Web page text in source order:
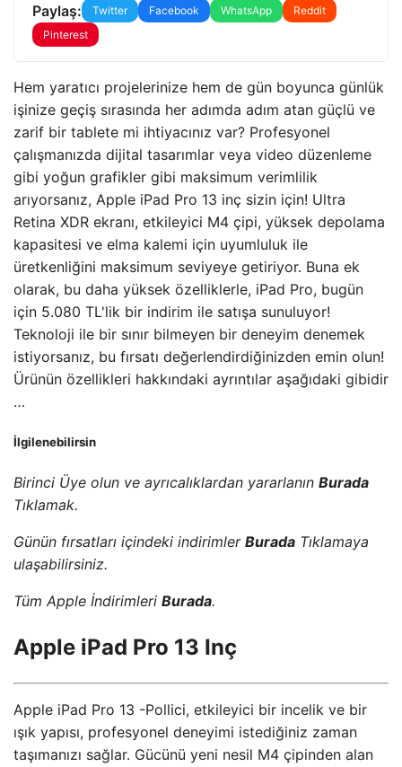
Paylaş: Twitter Facebook WhatsApp
Reddit
Pinterest
Hem yaratıcı projelerinize hem de gün boyunca günlük
işinize geçiş sırasında her adımda adım atan güçlü ve
zarif bir tablete mi ihtiyacınız var? Profesyonel
çalışmanızda dijital tasarımlar veya video düzenleme
gibi yoğun grafikler gibi maksimum verimlilik
arıyorsanız, Apple iPad Pro 13 inç sizin için! Ultra
Retina XDR ekranı, etkileyici M4 çipi, yüksek depolama
kapasitesi ve elma kalemi için uyumluluk ile
üretkenliğini maksimum seviyeye getiriyor. Buna ek
olarak, bu daha yüksek özelliklerle, iPad Pro, bugün
için 5.080 TL'lik bir indirim ile satışa sunuluyor!
Teknoloji ile bir sınır bilmeyen bir deneyim denemek
istiyorsanız, bu fırsatı değerlendirdiğinizden emin olun!
Ürünün özellikleri hakkındaki ayrıntılar aşağıdaki gibidir
…
İlgilenebilirsin
Birinci Üye olun ve ayrıcalıklardan yararlanın Burada
Tıklamak.
Günün fırsatları içindeki indirimler Burada Tıklamaya
ulaşabilirsiniz.
Tüm Apple İndirimleri Burada.
Apple iPad Pro 13 Inç
Apple iPad Pro 13 -Pollici, etkileyici bir incelik ve bir
ışık yapısı, profesyonel deneyimi istediğiniz zaman
taşımanızı sağlar. Gücünü yeni nesil M4 çipinden alan